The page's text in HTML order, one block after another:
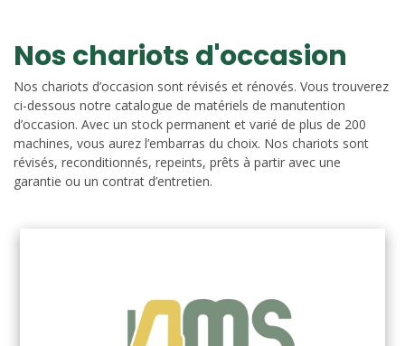
Nos chariots d'occasion
Nos chariots d’occasion sont révisés et rénovés. Vous trouverez
ci-dessous notre catalogue de matériels de manutention
d’occasion. Avec un stock permanent et varié de plus de 200
machines, vous aurez l’embarras du choix. Nos chariots sont
révisés, reconditionnés, repeints, prêts à partir avec une
garantie ou un contrat d’entretien.